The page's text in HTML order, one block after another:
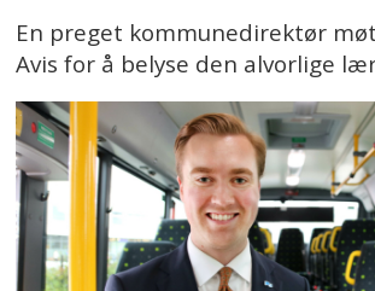
En preget kommunedirektør
Avis for å belyse den alvorlige